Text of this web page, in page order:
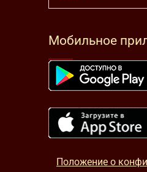
Мобильное
Положение о